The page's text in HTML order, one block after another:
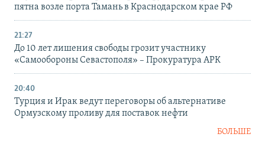
пятна возле порта Тамань в Краснодарском крае РФ
21:27
До 10 лет лишения свободы грозит участнику
«Самообороны Севастополя» – Прокуратура АРК
20:40
Турция и Ирак ведут переговоры об альтернативе
Ормузскому проливу для поставок нефти
БОЛЬШЕ